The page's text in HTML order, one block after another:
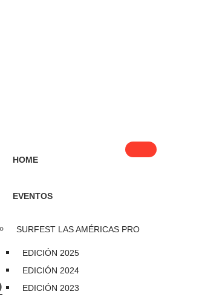
HOME
EVENTOS
SURFEST LAS AMÉRICAS PRO
EDICIÓN 2025
EDICIÓN 2024
EDICIÓN 2023